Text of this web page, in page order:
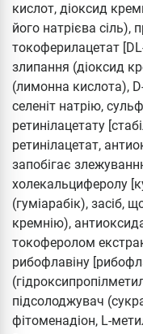
кислот, діоксид
його натрієва сіль),
токоферилацетат
злипання (діоксид
(лимонна кислота),
селеніт натрію,
ретинілацетату
ретинілацетат,
запобігає
холекальциферолу
(гуміарабік), засіб,
кремнію),
токоферолом
рибофлавіну
підсолоджувач
фітоменадіон, L-